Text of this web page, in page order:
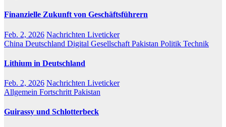
Finanzielle Zukunft von Geschäftsführern
Feb. 2, 2026 Nachrichten Liveticker
China Deutschland Digital Gesellschaft Pakistan Politik Technik
Lithium in Deutschland
Feb. 2, 2026 Nachrichten Liveticker
Allgemein Fortschritt Pakistan
Guirassy und Schlotterbeck